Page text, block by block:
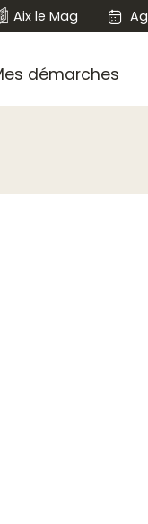
Aix le Mag
démarches